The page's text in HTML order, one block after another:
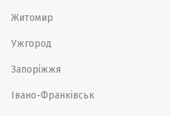
Житомир
Ужгород
Запоріжжя
Івано-Франківськ